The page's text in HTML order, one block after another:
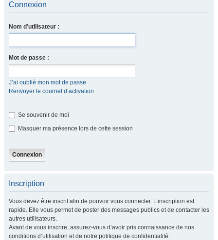
Connexion
Nom d’utilisateur :
Mot de passe :
J’ai oublié mon mot de passe
Renvoyer le courriel d’activation
Se souvenir de moi
Masquer ma présence lors de cette session
Inscription
Vous devez être inscrit afin de pouvoir vous connecter. L’inscription est
rapide. Elle vous permet de poster des messages publics et de contacter les
autres utilisateurs.
Avant de vous inscrire, assurez-vous d’avoir pris connaissance de nos
conditions d’utilisation et de notre politique de confidentialité.